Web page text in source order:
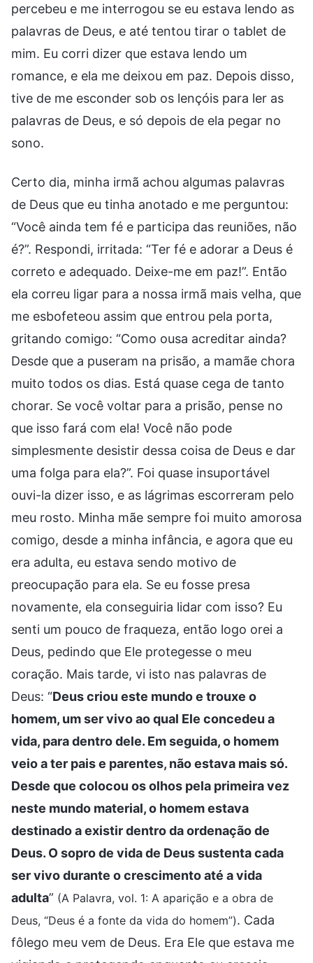
percebeu e me interrogou se eu estava lendo as
palavras de Deus, e até tentou tirar o tablet de
mim. Eu corri dizer que estava lendo um
romance, e ela me deixou em paz. Depois disso,
tive de me esconder sob os lençóis para ler as
palavras de Deus, e só depois de ela pegar no
sono.
Certo dia, minha irmã achou algumas palavras
de Deus que eu tinha anotado e me perguntou:
“Você ainda tem fé e participa das reuniões, não
é?”. Respondi, irritada: “Ter fé e adorar a Deus é
correto e adequado. Deixe-me em paz!”. Então
ela correu ligar para a nossa irmã mais velha, que
me esbofeteou assim que entrou pela porta,
gritando comigo: “Como ousa acreditar ainda?
Desde que a puseram na prisão, a mamãe chora
muito todos os dias. Está quase cega de tanto
chorar. Se você voltar para a prisão, pense no
que isso fará com ela! Você não pode
simplesmente desistir dessa coisa de Deus e dar
uma folga para ela?”. Foi quase insuportável
ouvi-la dizer isso, e as lágrimas escorreram pelo
meu rosto. Minha mãe sempre foi muito amorosa
comigo, desde a minha infância, e agora que eu
era adulta, eu estava sendo motivo de
preocupação para ela. Se eu fosse presa
novamente, ela conseguiria lidar com isso? Eu
senti um pouco de fraqueza, então logo orei a
Deus, pedindo que Ele protegesse o meu
coração. Mais tarde, vi isto nas palavras de
Deus: “Deus criou este mundo e trouxe o
homem, um ser vivo ao qual Ele concedeu a
vida, para dentro dele. Em seguida, o homem
veio a ter pais e parentes, não estava mais só.
Desde que colocou os olhos pela primeira vez
neste mundo material, o homem estava
destinado a existir dentro da ordenação de
Deus. O sopro de vida de Deus sustenta cada
ser vivo durante o crescimento até a vida
adulta” (A Palavra, vol. 1: A aparição e a obra de
Deus, “Deus é a fonte da vida do homem”). Cada
fôlego meu vem de Deus. Era Ele que estava me